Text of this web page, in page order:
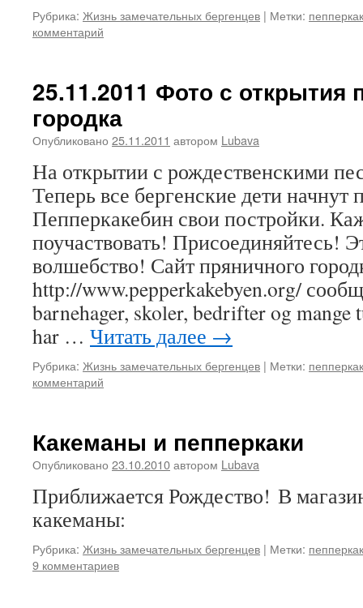
Рубрика: Жизнь замечательных бергенцев | Метки:
комментарий
25.11.2011 Фото с открытия
городка
Опубликовано 25.11.2011 автором Lubava
На открытии с рождественскими
Теперь все бергенские дети начнут
Пепперкакебин свои постройки.
поучаствовать! Присоединяйтесь!
волшебство! Сайт пряничного
http://www.pepperkakebyen.org/
barnehager, skoler, bedrifter og mange
har … Читать далее →
Рубрика: Жизнь замечательных бергенцев | Метки:
комментарий
Какеманы и пепперкаки
Опубликовано 23.10.2010автором Lubava
Приближается Рождество! В
какеманы:
Рубрика: Жизнь замечательных бергенцев | Метки:
9 комментариев